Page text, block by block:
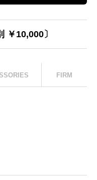
￥10,000〕
FIRM